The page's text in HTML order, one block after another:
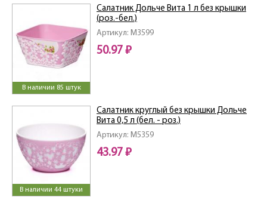
В наличии 85 штук
Артикул: M3599
Салатник Дольче Вита 1 л без крышки
(роз.-бел.)
50.97 ₽
В наличии 44 штуки
Артикул: M5359
Салатник круглый без крышки Дольче
Вита 0,5 л (бел. - роз.)
43.97 ₽